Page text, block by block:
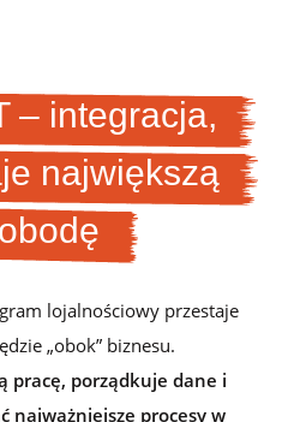
– integracja,
największą
lojalnościowy przestaje
„obok” biznesu.
pracę, porządkuje dane i
najważniejsze procesy w